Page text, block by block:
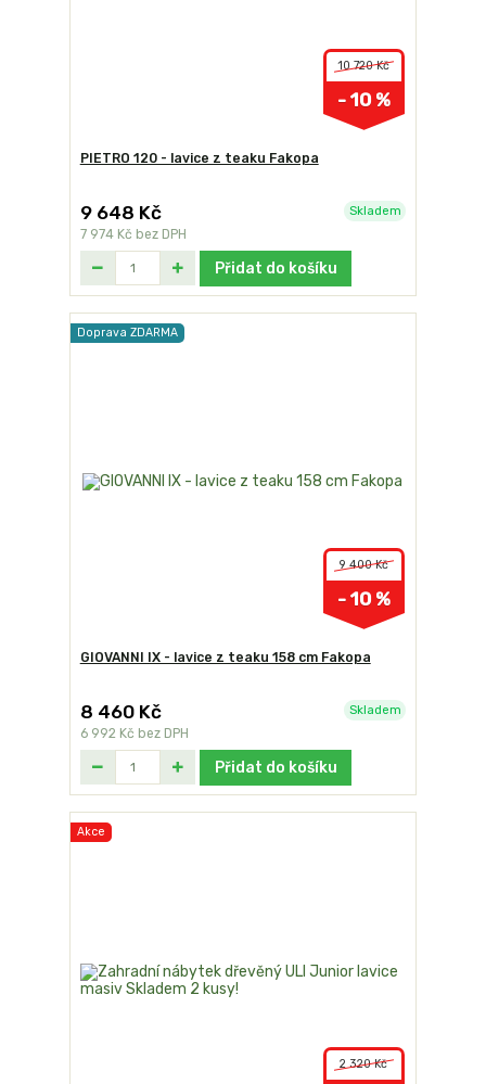
10 720 Kč
- 10 %
PIETRO 120 - lavice z teaku Fakopa
9 648 Kč
7 974 Kč bez DPH
Skladem
Přidat do košíku
Doprava ZDARMA
9 400 Kč
- 10 %
GIOVANNI IX - lavice z teaku 158 cm Fakopa
8 460 Kč
6 992 Kč bez DPH
Skladem
Přidat do košíku
Akce
2 320 Kč